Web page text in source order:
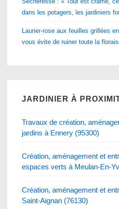
dans les potagers, les jardiniers
Laurier-rose aux feuilles grillées
vous évite de ruiner toute la
JARDINIER À
Travaux de création,
jardins à Ennery (95300)
Création, aménagement et
espaces verts à Meulan-En-
Création, aménagement et
Saint-Aignan (76130)